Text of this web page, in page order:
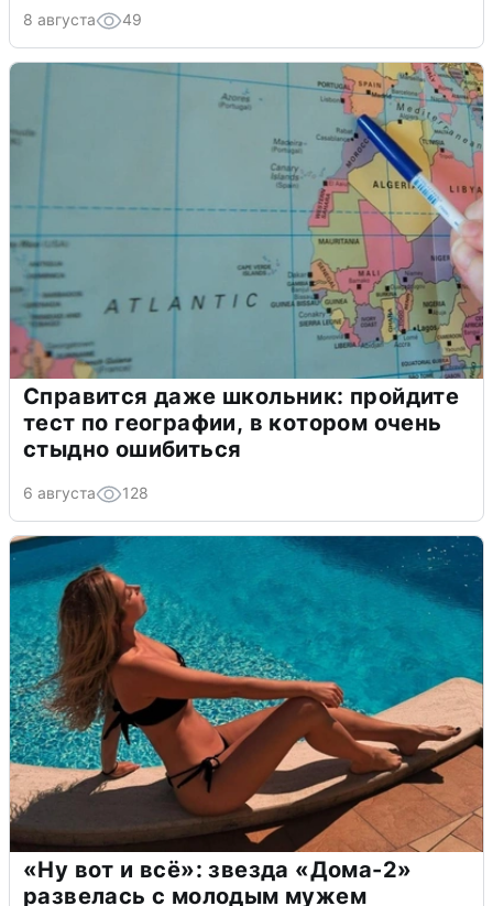
8 августа 49
Справится даже школьник: пройдите
тест по географии, в котором очень
стыдно ошибиться
6 августа 128
«Ну вот и всё»: звезда «Дома-2»
развелась с молодым мужем